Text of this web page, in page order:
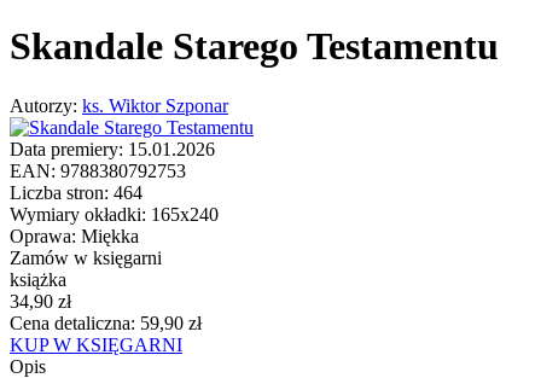
Skandale Starego Testamentu
Autorzy: ks. Wiktor Szponar
Data premiery: 15.01.2026
EAN: 9788380792753
Liczba stron: 464
Wymiary okładki: 165x240
Oprawa: Miękka
Zamów w księgarni
książka
34,90 zł
Cena detaliczna: 59,90 zł
KUP W KSIĘGARNI
Opis